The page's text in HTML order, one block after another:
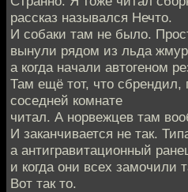
рассказ назывался Нечто.
И собаки там не было.
вынули рядом из льда
а когда начали автогеном
Там ещё тот, что сбрендил,
соседней комнате
читал. А норвежцев там
И заканчивается не так.
а антигравитационный
и когда они всех замочили
Вот так то.